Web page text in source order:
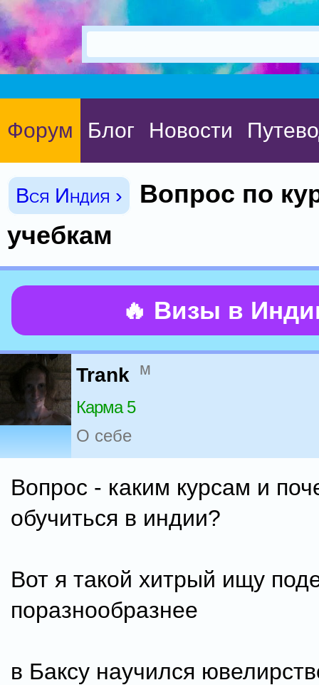
Форум Блог Новости
Вся Индия ›
Вопрос по
учебкам
🔥 Визы в
Trank м
Карма 5
О себе
Вопрос - каким курсам и
обучиться в индии?
Вот я такой хитрый ищу
поразнообразнее
в Баксу научился